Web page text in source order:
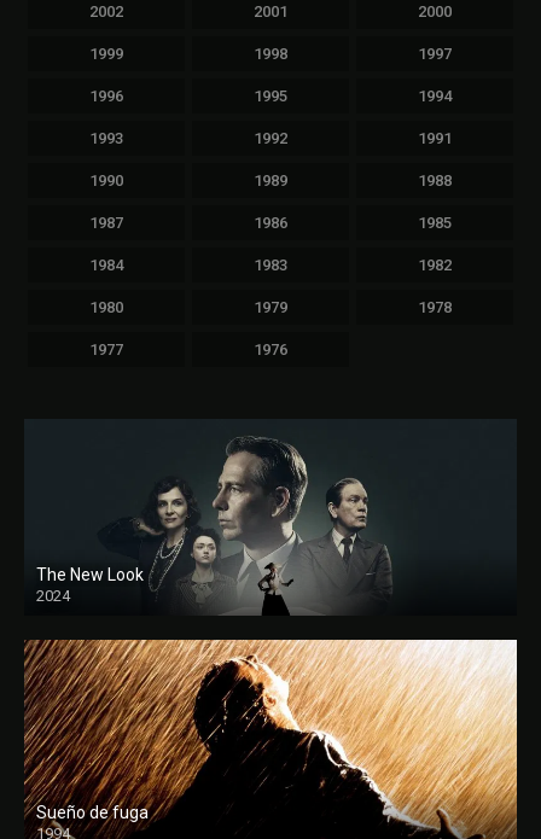
2002 2001 2000
1999 1998 1997
1996 1995 1994
1993 1992 1991
1990 1989 1988
1987 1986 1985
1984 1983 1982
1980 1979 1978
1977 1976
The New Look
2024
Sueño de fuga
1994